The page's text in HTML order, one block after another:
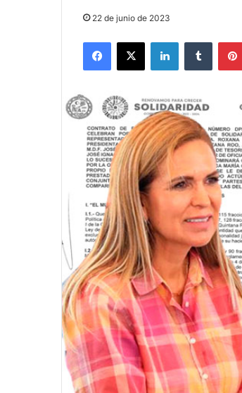
22 de junio de 2023
Facebook
X LinkedInTumblr